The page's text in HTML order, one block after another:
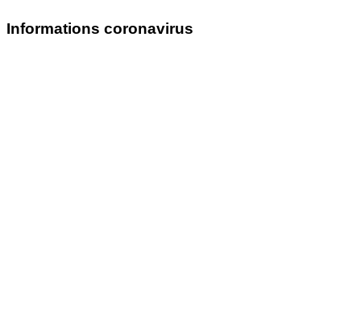
Informations coronavirus